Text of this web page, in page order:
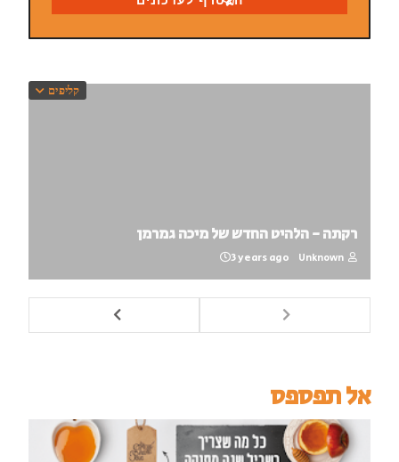
קליפים
רקתה - הלהיט החדש של מיכה גמרמן
Unknown
3 years ago
אל תפספס